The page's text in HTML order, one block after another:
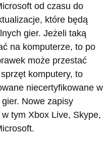
od czasu do
które będą
gier. Jeżeli taką
na komputerze, to po
może przestać
komputery, to
niecertyfikowane w
Nowe zapisy
tym Xbox Live, Skype,